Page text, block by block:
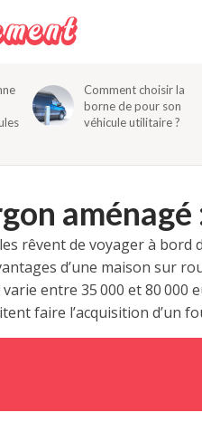
Comment choisir la
borne de pour son
véhicule utilitaire ?
aménagé
rêvent de voyager à
d’une maison sur
varie entre 35 000 et 80
faire l’acquisition